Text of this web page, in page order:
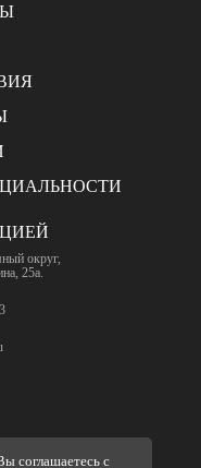
соглашаетесь с
округ,
25а.